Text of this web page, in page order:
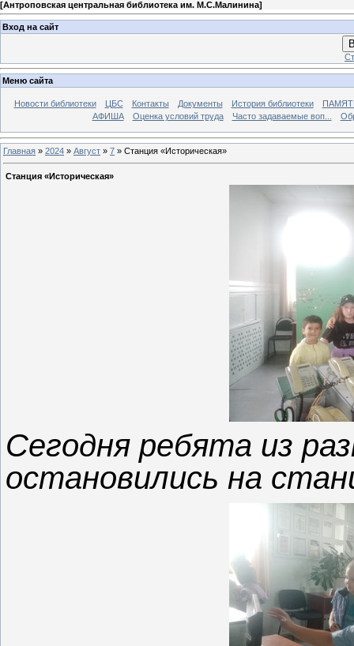
[Антроповская центральная библиотека им. М.С.Малинина]
Вход на сайт
Меню сайта
Новости библиотеки ЦБС Контакты Документы История библиотеки
АФИША
Оценка условий труда Часто задаваемые воп...
Главная » 2024 » Август » 7 » Станция «Историческая»
Станция «Историческая»
Сегодня ребята из
остановились на